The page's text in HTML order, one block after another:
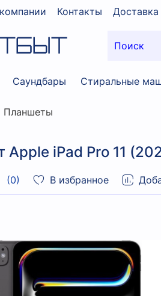
Контакты Доставка
Саундбары Стиральные
Планшеты
Apple iPad Pro 11
(0) В избранное